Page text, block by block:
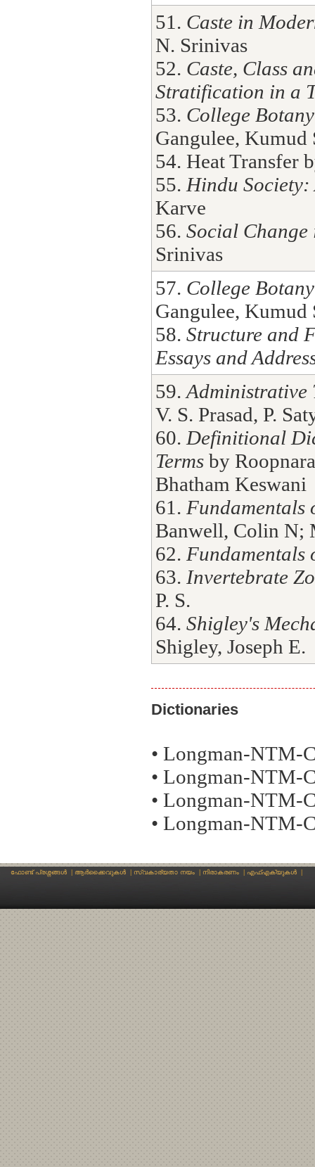
51. Caste in
N. Srinivas
52. Caste, Class
Stratification in a
53. College
Gangulee, Kumud
54. Heat Transfer
55. Hindu
Karve
56. Social
Srinivas
57. College
Gangulee, Kumud
58. Structure and
Essays and
59. Administrative
V. S. Prasad, P.
60. Definitional
Terms by
Bhatham Keswani
61. Fundamentals
Banwell, Colin N;
62. Fundamentals
63. Invertebrate
P. S.
64. Shigley's
Shigley, Joseph E.
Dictionaries
• Longman-NTM-
• Longman-NTM-
• Longman-NTM-
• Longman-NTM-
ഫോണ്ട് പ്രശ്നങ്ങള്‍ ആര്‍ക്കൈവുകള്‍ സ്വകാര്യതാ നയം നിരാകരണം എഫ്എക്യുകള്‍